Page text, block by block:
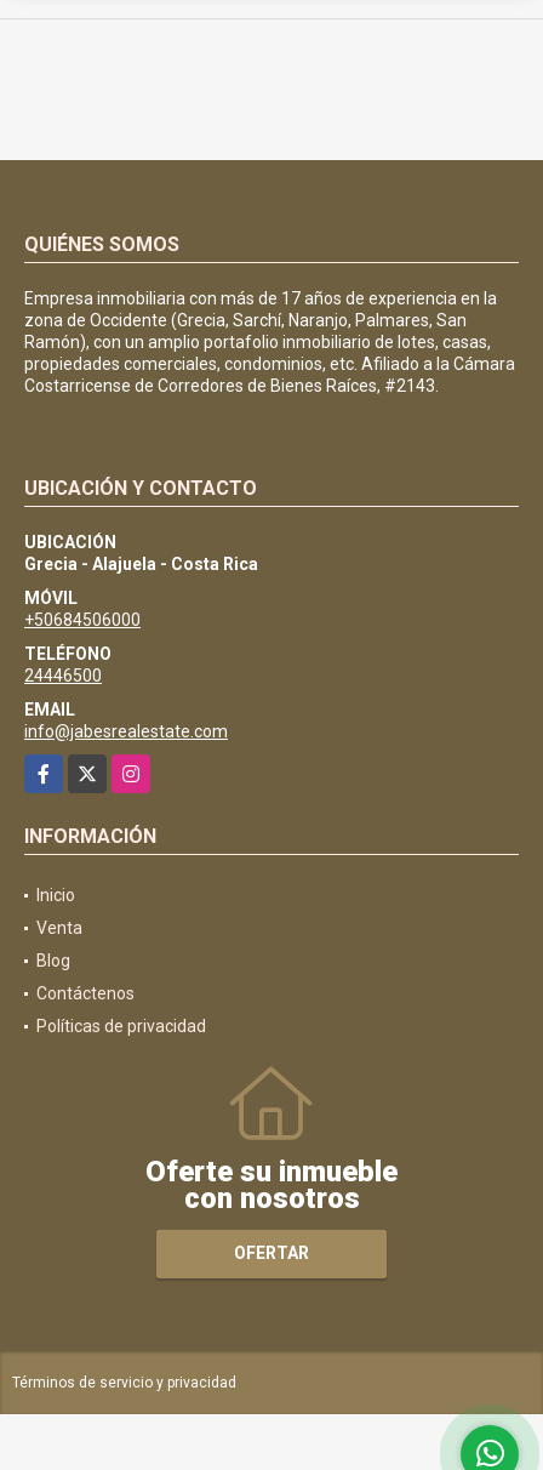
QUIÉNES SOMOS
Empresa inmobiliaria con más de 17 años de experiencia en la
zona de Occidente (Grecia, Sarchí, Naranjo, Palmares, San
Ramón), con un amplio portafolio inmobiliario de lotes, casas,
propiedades comerciales, condominios, etc. Afiliado a la Cámara
Costarricense de Corredores de Bienes Raíces, #2143.
UBICACIÓN Y CONTACTO
UBICACIÓN
Grecia - Alajuela - Costa Rica
MÓVIL
+50684506000
TELÉFONO
24446500
EMAIL
info@jabesrealestate.com
Facebook
Instagram
INFORMACIÓN
Inicio
Venta
Blog
Contáctenos
Políticas de privacidad
Oferte su inmueble
con nosotros
OFERTAR
Términos de servicio y privacidad